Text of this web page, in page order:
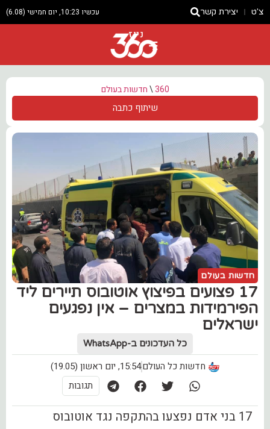
צ'ט יצירת קשר עכשיו 10:23, יום חמישי (6.08)
ניוז
360
\חדשות בעולם
שיתוף כתבה
חדשות בעולם
17 פצועים בפיצוץ אוטובוס תיירים ליד
הפירמידות במצרים – אין נפגעים
ישראלים
כל העדכונים ב-WhatsApp
חדשות כל העולם15:54, יום ראשון (19.05)
תגובות
17 בני אדם נפצעו בהתקפה נגד אוטובוס